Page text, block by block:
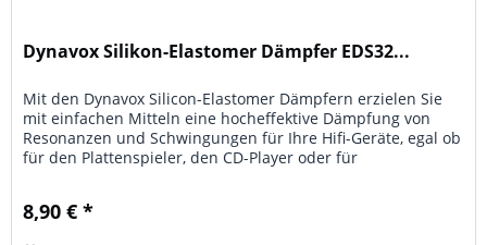
Dynavox Silikon-Elastomer Dämpfer EDS32...
Mit den Dynavox Silicon-Elastomer Dämpfern erzielen Sie
mit einfachen Mitteln eine hocheffektive Dämpfung von
Resonanzen und Schwingungen für Ihre Hifi-Geräte, egal ob
für den Plattenspieler, den CD-Player oder für
8,90 € *